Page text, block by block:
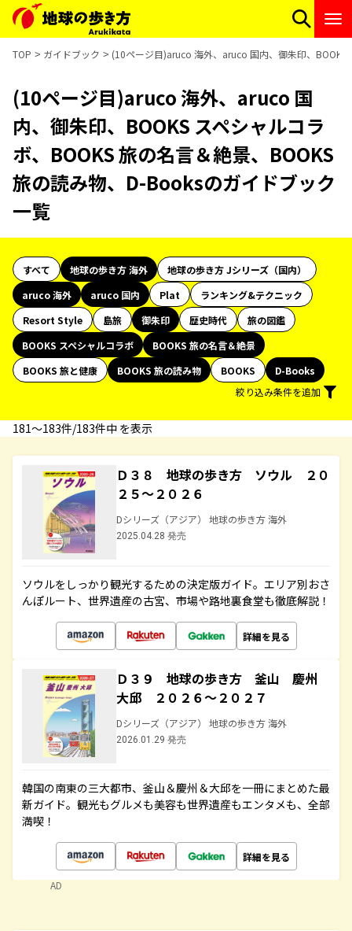
TOP ガイドブック (10ページ目)aruco 海外、aruco 国内、御朱印、
(10ページ目)aruco 海外、aruco 国
内、御朱印、BOOKS スペシャルコラ
ボ、BOOKS 旅の名言＆絶景、BOOKS
旅の読み物、D-Booksのガイドブック
一覧
すべて 地球の歩き方 海外
地球の歩き方 Jシリーズ（国内）
aruco 海外
aruco 国内 Plat
ランキング&テクニック
Resort Style
島旅 御朱印 歴史時代
旅の図鑑
BOOKS スペシャルコラボ
BOOKS 旅の名言＆絶景
BOOKS 旅と健康
BOOKS 旅の読み物 BOOKS
D-Books
絞り込み条件を追加
181〜183件/183件中 を表示
Ｄ３８ 地球の歩き方 ソウル ２０
２５～２０２６
Dシリーズ（アジア） 地球の歩き方 海外
2025.04.28 発売
ソウルをしっかり観光するための決定版ガイド。エリア別おさ
んぽルート、世界遺産の古宮、市場や路地裏食堂も徹底解説！
詳細を見る
Ｄ３９ 地球の歩き方 釜山 慶州
大邱 ２０２６～２０２７
Dシリーズ（アジア） 地球の歩き方 海外
2026.01.29 発売
韓国の南東の三大都市、釜山＆慶州＆大邱を一冊にまとめた最
新ガイド。観光もグルメも美容も世界遺産もエンタメも、全部
満喫！
詳細を見る
AD